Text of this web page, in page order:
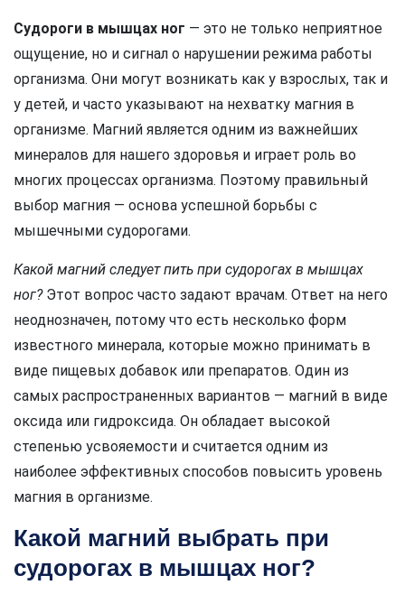
Судороги в мышцах ног — это не только неприятное
ощущение, но и сигнал о нарушении режима работы
организма. Они могут возникать как у взрослых, так и
у детей, и часто указывают на нехватку магния в
организме. Магний является одним из важнейших
минералов для нашего здоровья и играет роль во
многих процессах организма. Поэтому правильный
выбор магния — основа успешной борьбы с
мышечными судорогами.
Какой магний следует пить при судорогах в мышцах
ног?Этот вопрос часто задают врачам. Ответ на него
неоднозначен, потому что есть несколько форм
известного минерала, которые можно принимать в
виде пищевых добавок или препаратов. Один из
самых распространенных вариантов — магний в виде
оксида или гидроксида. Он обладает высокой
степенью усвояемости и считается одним из
наиболее эффективных способов повысить уровень
магния в организме.
Какой магний выбрать при
судорогах в мышцах ног?